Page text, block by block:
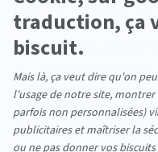
Avant de répondre
aperçu...
PROFIL 1 : Un couple
Un chaton sur Internet
rampe avec un pyjama
Avez-vous au moins
l’oxygène ? Êtes-vous